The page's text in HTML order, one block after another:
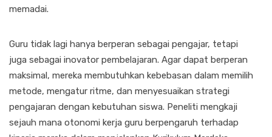
memadai.
Guru tidak lagi hanya berperan sebagai pengajar, tetapi
juga sebagai inovator pembelajaran. Agar dapat berperan
maksimal, mereka membutuhkan kebebasan dalam memilih
metode, mengatur ritme, dan menyesuaikan strategi
pengajaran dengan kebutuhan siswa. Peneliti mengkaji
sejauh mana otonomi kerja guru berpengaruh terhadap